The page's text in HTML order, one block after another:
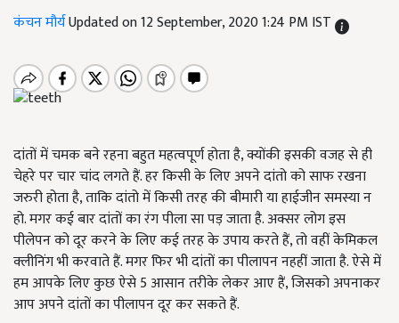
कंचन मौर्यUpdated on 12 September, 2020 1:24 PM IST
दांतों में चमक बने रहना बहुत महत्वपूर्ण होता है, क्योंकी इसकी वजह से ही
चेहरे पर चार चांद लगते हैं. हर किसी के लिए अपने दांतो को साफ रखना
जरुरी होता है, ताकि दांतो में किसी तरह की बीमारी या हाईजीन समस्या न
हो. मगर कई बार दांतों का रंग पीला सा पड़ जाता है. अक्सर लोग इस
पीलेपन को दूर करने के लिए कई तरह के उपाय करते हैं, तो वहीं केमिकल
क्लीनिंग भी करवाते हैं. मगर फिर भी दांतों का पीलापन नहहीं जाता है. ऐसे में
हम आपके लिए कुछ ऐसे 5 आसान तरीके लेकर आए हैं, जिसको अपनाकर
आप अपने दांतों का पीलापन दूर कर सकते हैं.